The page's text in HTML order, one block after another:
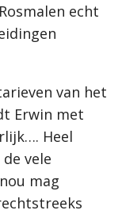
echt
van het
Erwin met
Heel
vele
mag